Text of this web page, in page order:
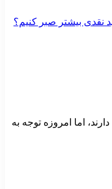
نقدی بیشتر صبر کنیم؟
اما امروزه توجه به